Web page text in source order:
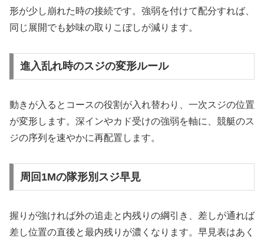
形が少し崩れた時の接続です。強弱を付けて配分すれば、
同じ展開でも妙味の取りこぼしが減ります。
進入乱れ時のスジの変形ルール
動きが入るとコースの役割が入れ替わり、一次スジの位置
が変形します。深インやカド受けの強弱を軸に、競艇のス
ジの序列を速やかに再配置します。
周回1Mの隊形別スジ早見
握りが強ければ外の追走と内残りの綱引き、差しが通れば
差し位置の直後と最内残りが濃くなります。早見表はあく